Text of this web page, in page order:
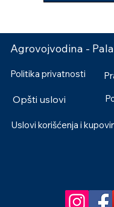
Agrovojvodina -
Politika privatnosti
Opšti uslovi
Uslovi korišćenja i